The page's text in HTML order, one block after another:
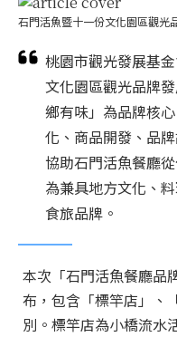
石門活魚暨十一份文化園區觀光
桃園市觀光發展基
文化園區觀光品牌
鄉有味」為品牌核
化、商品開發、品
協助石門活魚餐廳
為兼具地方文化、
食旅品牌。
本次「石門活魚餐廳品
布，包含「標竿店」、
別。標竿店為小橋流水